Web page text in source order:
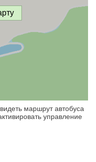
маршрут автобуса
управление